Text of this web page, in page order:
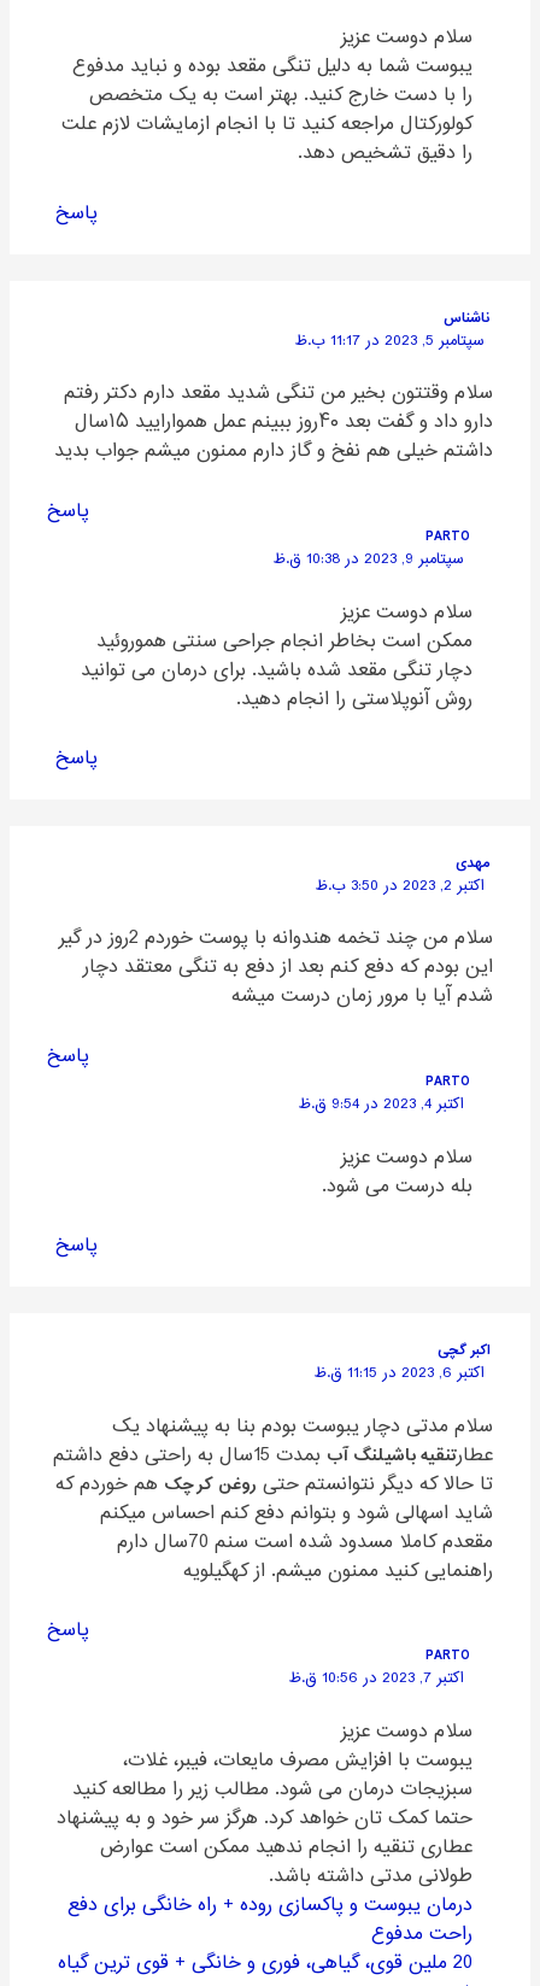
سلام دوست عزیز
یبوست شما به دلیل تنگی مقعد بوده و نباید مدفوع
را با دست خارج کنید. بهتر است به یک متخصص
کولورکتال مراجعه کنید تا با انجام ازمایشات لازم علت
را دقیق تشخیص دهد.
پاسخ
ناشناس
سپتامبر 5, 2023 در 11:17 ب.ظ
سلام وقتتون بخیر من تنگی شدید مقعد دارم دکتر رفتم
دارو داد و گفت بعد ۴۰روز ببینم عمل هموارایید ۱۵سال
داشتم خیلی هم نفخ و گاز دارم ممنون میشم جواب بدید
پاسخ
PARTO
سپتامبر 9, 2023 در 10:38 ق.ظ
سلام دوست عزیز
ممکن است بخاطر انجام جراحی سنتی هموروئید
دچار تنگی مقعد شده باشید. برای درمان می توانید
روش آنوپلاستی را انجام دهید.
پاسخ
مهدی
اکتبر 2, 2023 در 3:50 ب.ظ
سلام من چند تخمه هندوانه با پوست خوردم 2روز در گیر
این بودم که دفع کنم بعد از دفع به تنگی معتقد دچار
شدم آیا با مرور زمان درست میشه
پاسخ
PARTO
اکتبر 4, 2023 در 9:54 ق.ظ
سلام دوست عزیز
بله درست می شود.
پاسخ
اکبر گچی
اکتبر 6, 2023 در 11:15 ق.ظ
سلام مدتی دچار یبوست بودم بنا به پیشنهاد یک
عطارتنقیه باشیلنگ آب
بمدت 15سال به راحتی دفع داشتم
تا حالا که دیگر نتوانستم حتی روغن کرچک هم خوردم که
شاید اسهالی شود و بتوانم دفع کنم احساس میکنم
مقعدم کاملا مسدود شده است سنم 70سال دارم
راهنمایی کنید ممنون میشم. از کهگیلویه
پاسخ
PARTO
اکتبر 7, 2023 در 10:56 ق.ظ
سلام دوست عزیز
یبوست با افزایش مصرف مایعات، فیبر، غلات،
سبزیجات درمان می شود. مطالب زیر را مطالعه کنید
حتما کمک تان خواهد کرد. هرگز سر خود و به پیشنهاد
عطاری تنقیه را انجام ندهید ممکن است عوارض
طولانی مدتی داشته باشد.
درمان یبوست و پاکسازی روده + راه خانگی برای دفع
راحت مدفوع
20 ملین قوی، گیاهی، فوری و خانگی + قوی ترین گیاه